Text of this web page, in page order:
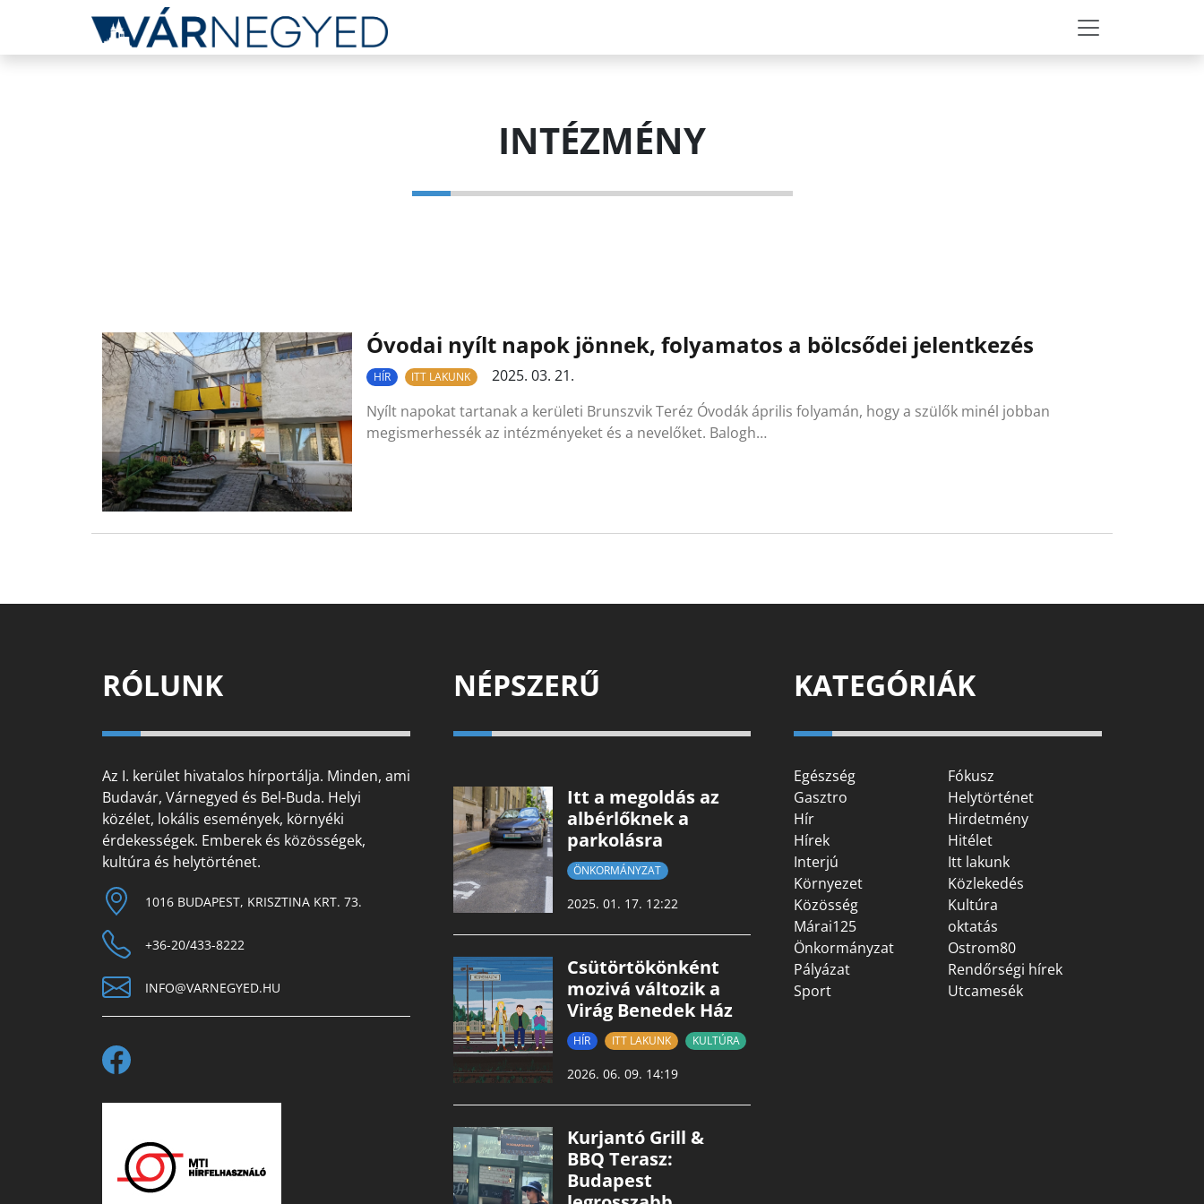
INTÉZMÉNY
Óvodai nyílt napok jönnek, folyamatos a bölcsődei jelentkezés
HÍR ITT LAKUNK
2025. 03. 21.
Nyílt napokat tartanak a kerületi Brunszvik Teréz Óvodák április folyamán, hogy a szülők minél jobban
megismerhessék az intézményeket és a nevelőket. Balogh…
RÓLUNK
Az I. kerület hivatalos hírportálja. Minden, ami
Budavár, Várnegyed és Bel-Buda. Helyi
közélet, lokális események, környéki
érdekességek. Emberek és közösségek,
kultúra és helytörténet.
1016 BUDAPEST, KRISZTINA KRT. 73.
+36-20/433-8222
INFO@VARNEGYED.HU
NÉPSZERŰ
Itt a megoldás az
albérlőknek a
parkolásra
ÖNKORMÁNYZAT
2025. 01. 17. 12:22
Csütörtökönként
mozivá változik a
Virág Benedek Ház
HÍR ITT LAKUNK KULTÚRA
2026. 06. 09. 14:19
Kurjantó Grill &
BBQ Terasz:
Budapest
KATEGÓRIÁK
Egészség
Fókusz
Gasztro
Helytörténet
Hír
Hirdetmény
Hírek
Hitélet
Interjú
Itt lakunk
Környezet
Közlekedés
Közösség
Kultúra
Márai125
oktatás
Önkormányzat
Ostrom80
Pályázat
Rendőrségi hírek
Sport
Utcamesék